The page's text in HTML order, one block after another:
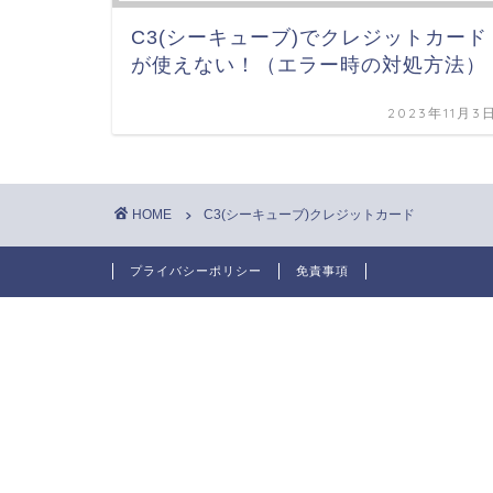
C3(シーキューブ)でクレジットカード
が使えない！（エラー時の対処方法）
2023年11月3
HOME C3(シーキューブ)クレジットカード
プライバシーポリシー 免責事項